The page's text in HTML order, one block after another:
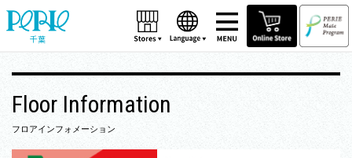
千葉
Floor Information
フロアインフォメーション